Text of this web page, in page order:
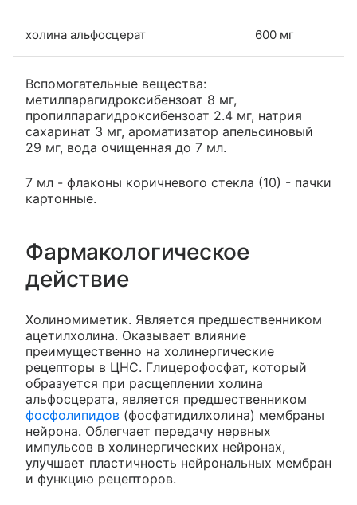
холина альфосцерат 600 мг
Вспомогательные вещества:
метилпарагидроксибензоат 8 мг,
пропилпарагидроксибензоат 2.4 мг, натрия
сахаринат 3 мг, ароматизатор апельсиновый
29 мг, вода очищенная до 7 мл.
7 мл - флаконы коричневого стекла (10) - пачки
картонные.
Фармакологическое
действие
Холиномиметик. Является предшественником
ацетилхолина. Оказывает влияние
преимущественно на холинергические
рецепторы в ЦНС. Глицерофосфат, который
образуется при расщеплении холина
альфосцерата, является предшественником
фосфолипидов (фосфатидилхолина) мембраны
нейрона. Облегчает передачу нервных
импульсов в холинергических нейронах,
улучшает пластичность нейрональных мембран
и функцию рецепторов.